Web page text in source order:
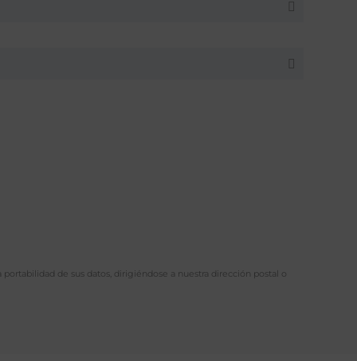
de sus datos, dirigiéndose a nuestra dirección postal o